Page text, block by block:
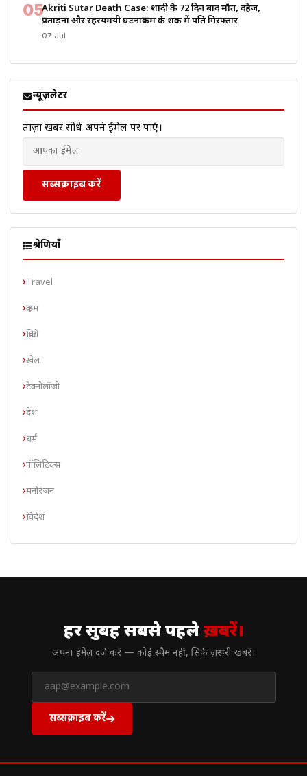
05Akriti Sutar Death Case: शादी के 72 दिन बाद मौत, दहेज,
प्रताड़ना और रहस्यमयी घटनाक्रम के शक में पति गिरफ्तार
07 Jul
न्यूज़लेटर
ताज़ा खबरें सीधे अपने ईमेल पर पाएं।
सब्सक्राइब करें
श्रेणियाँ
Travel
क्राइम
क्रिप्टो
खेल
टेक्नोलॉजी
देश
धर्म
पॉलिटिक्स
मनोरंजन
विदेश
हर सुबह सबसे पहलेख़बरें।
अपना ईमेल दर्ज करें — कोई स्पैम नहीं, सिर्फ ज़रूरी खबरें।
सब्सक्राइब करें